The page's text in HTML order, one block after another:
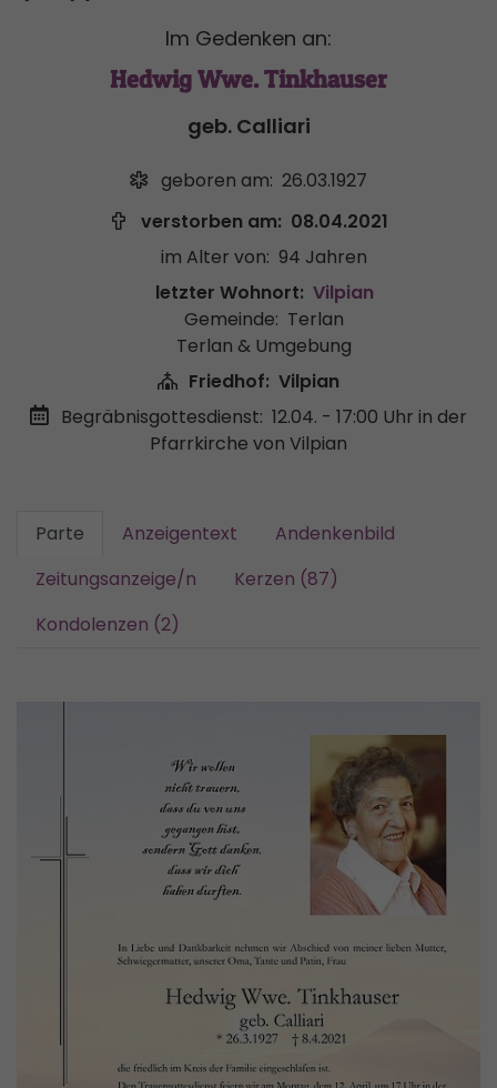
Im Gedenken an:
Hedwig Wwe. Tinkhauser
geb. Calliari
geboren am: 26.03.1927
verstorben am: 08.04.2021
im Alter von: 94 Jahren
letzter Wohnort: Vilpian
Gemeinde: Terlan
Terlan & Umgebung
Friedhof: Vilpian
Begräbnisgottesdienst: 12.04. - 17:00 Uhr in der
Pfarrkirche von Vilpian
Parte Anzeigentext
Andenkenbild
Zeitungsanzeige/n
Kerzen (87)
Kondolenzen (2)